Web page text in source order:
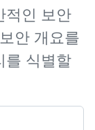
적인 보안
안 개요를
를 식별할